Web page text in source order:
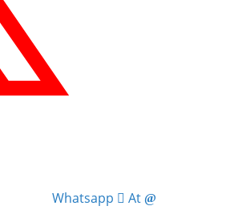
Whatsapp At